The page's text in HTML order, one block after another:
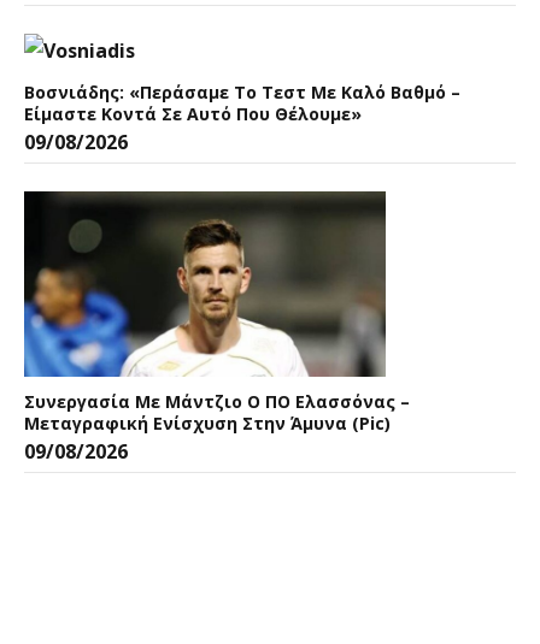
Βοσνιάδης: «Περάσαμε Το Τεστ Με Καλό Βαθμό –
Είμαστε Κοντά Σε Αυτό Που Θέλουμε»
09/08/2026
Συνεργασία Με Μάντζιο Ο ΠΟ Ελασσόνας –
Μεταγραφική Ενίσχυση Στην Άμυνα (pic)
09/08/2026